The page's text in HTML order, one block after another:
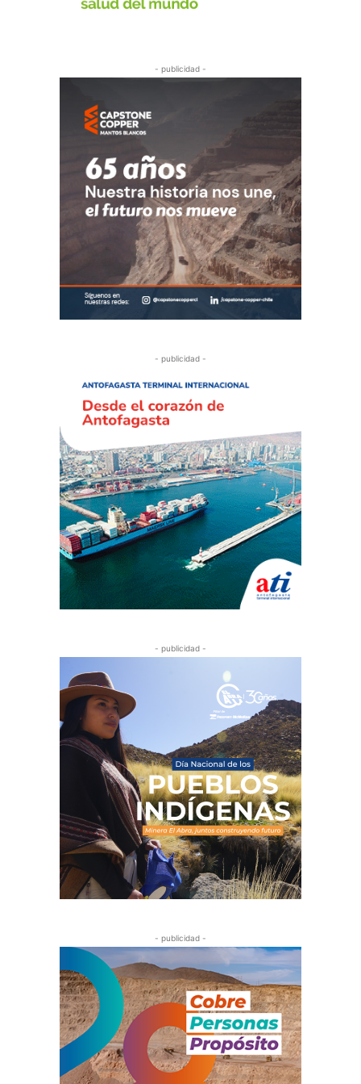
- publicidad -
- publicidad -
- publicidad -
- publicidad -